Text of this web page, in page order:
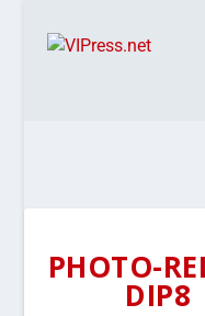
PHOTO-
DIP8